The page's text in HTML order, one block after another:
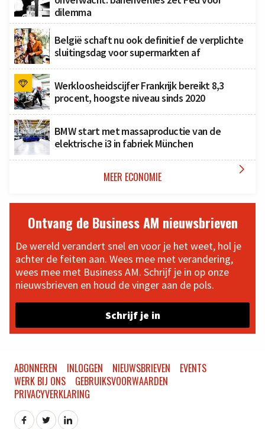
dilemma
België schaft nu ook definitief de verplichte
sluitingsdag voor supermarkten af
Werkloosheidscijfer Frankrijk bereikt 8,3
procent, hoogste niveau sinds 2020
BMW start met massaproductie van de
elektrische i3 in fabriek München
MEER ECONOMIE 
Ontvang de Business AM nieuwsbrieven
De wereld verandert snel en voor je het weet, hol je
achter de feiten aan. Wees mee met verandering,
wees mee met Business AM. Schrijf je in op onze
nieuwsbrieven en houd de vinger aan de pols.
Schrijf je in
ABONNEREN INLOGGEN NIEUWSBRIEVEN
EVENTS
WERK BIJ ONS
GEBRUIKSVOORWAARDEN
PRIVACYVERKLARING